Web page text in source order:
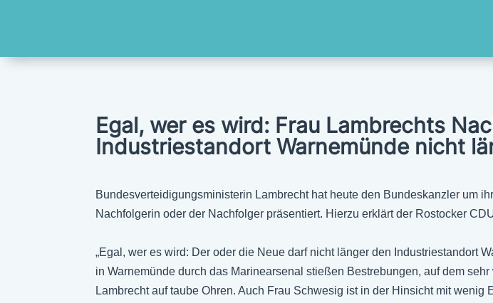
Egal, wer es wird: Frau Lambrechts
Industriestandort Warnemünde nicht
Bundesverteidigungsministerin Lambrecht hat heute den Bundeskanzler um
Nachfolgerin oder der Nachfolger präsentiert. Hierzu erklärt der Rostocker
„Egal, wer es wird: Der oder die Neue darf nicht länger den Industriestandort
in Warnemünde durch das Marinearsenal stießen Bestrebungen, auf dem
Lambrecht auf taube Ohren. Auch Frau Schwesig ist in der Hinsicht mit